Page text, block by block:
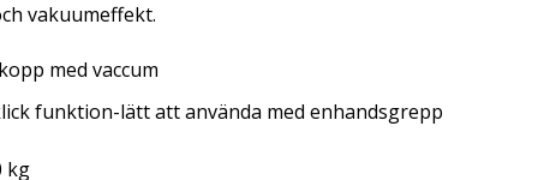
vakuumeffekt.
med vaccum
funktion-lätt att använda med enhandsgrepp
kg